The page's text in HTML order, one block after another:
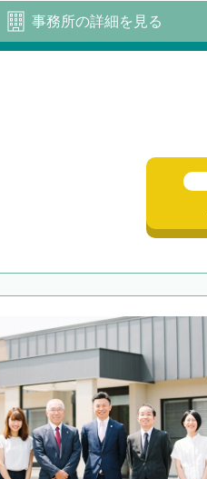
事務所の詳細を見る